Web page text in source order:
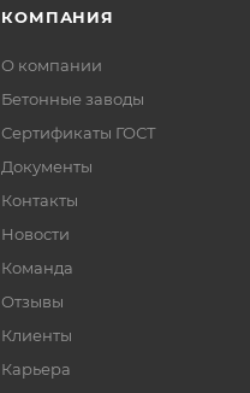
КОМПАНИЯ
О компании
Бетонные заводы
Сертификаты ГОСТ
Документы
Контакты
Новости
Команда
Отзывы
Клиенты
Карьера